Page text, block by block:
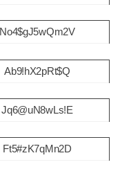
No4$gJ5wQm2V
Ab9!hX2pRt$Q
Jq6@uN8wLs!E
Ft5#zK7qMn2D